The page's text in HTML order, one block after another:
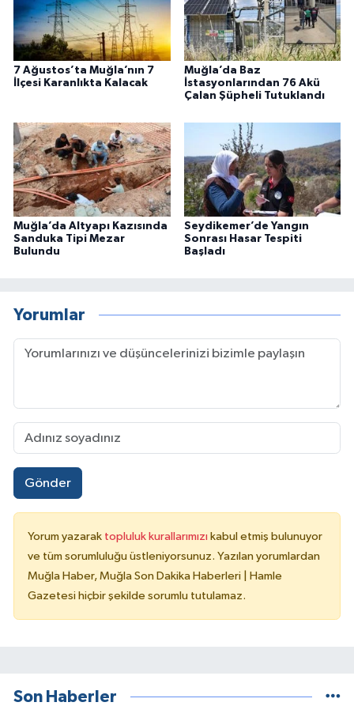
7 Ağustos’ta Muğla’nın 7
İlçesi Karanlıkta Kalacak
Muğla’da Baz
İstasyonlarından 76 Akü
Çalan Şüpheli Tutuklandı
Muğla’da Altyapı Kazısında
Sanduka Tipi Mezar
Bulundu
Seydikemer’de Yangın
Sonrası Hasar Tespiti
Başladı
Yorumlar
Gönder
Yorum yazarak topluluk kurallarımızı kabul etmiş bulunuyor
ve tüm sorumluluğu üstleniyorsunuz. Yazılan yorumlardan
Muğla Haber, Muğla Son Dakika Haberleri | Hamle
Gazetesi hiçbir şekilde sorumlu tutulamaz.
Son Haberler